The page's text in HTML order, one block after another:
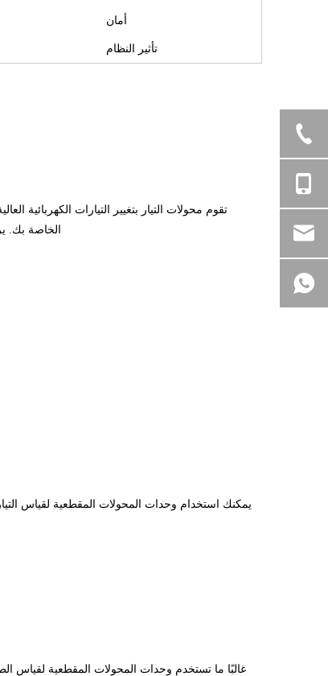
أمان
تأثير النظام
تقوم محولات التيار بتغيير التيارات
الخاصة بك.
يمكنك استخدام وحدات المحولات المقطعية لقياس
غالبًا ما تستخدم وحدات المحولات المقطعية لقياس